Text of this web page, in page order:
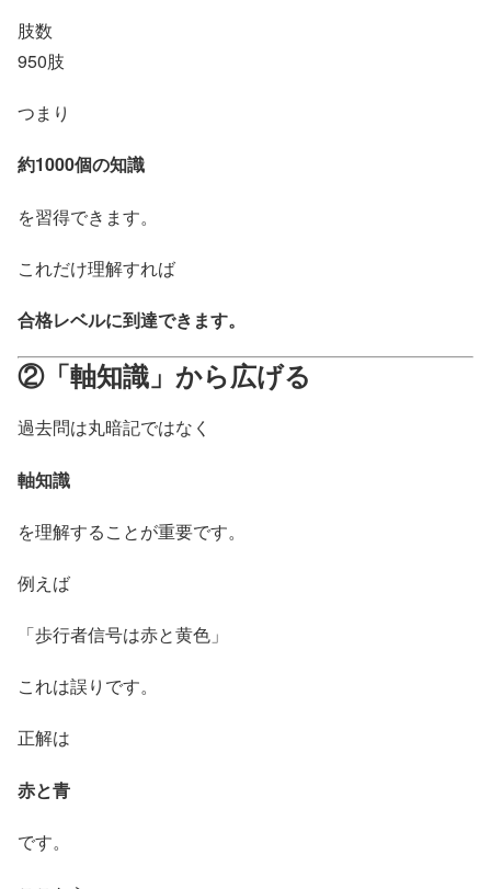
肢数
950肢
つまり
約1000個の知識
を習得できます。
これだけ理解すれば
合格レベルに到達できます。
②「軸知識」から広げる
過去問は丸暗記ではなく
軸知識
を理解することが重要です。
例えば
「歩行者信号は赤と黄色」
これは誤りです。
正解は
赤と青
です。